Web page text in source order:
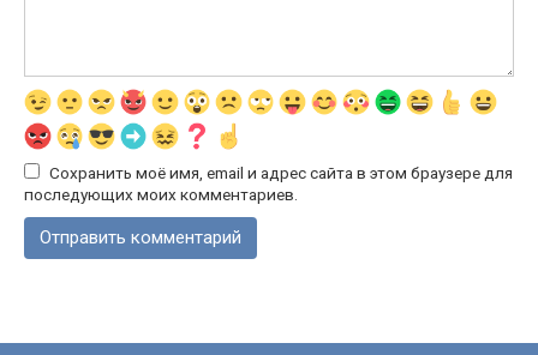
Сохранить моё имя, email и адрес сайта в этом браузере для
последующих моих комментариев.